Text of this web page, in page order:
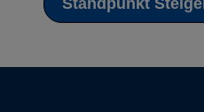
Standpunkt